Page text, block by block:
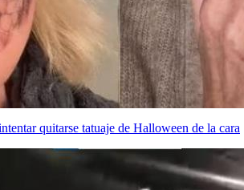
quitarse tatuaje de Halloween de la cara